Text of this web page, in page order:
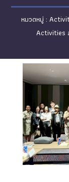
Activities